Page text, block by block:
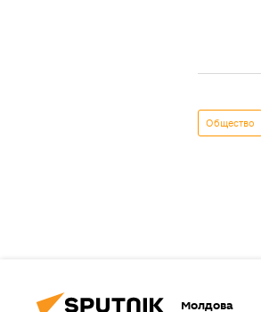
Общество
Молдова